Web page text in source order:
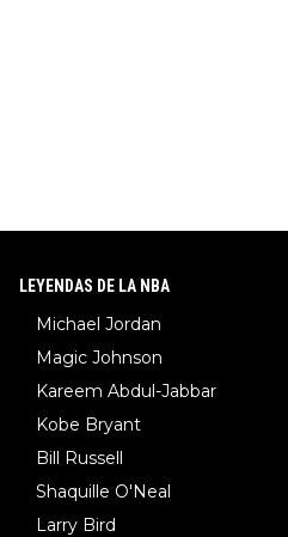
LEYENDAS DE LA NBA
Michael Jordan
Magic Johnson
Kareem Abdul-Jabbar
Kobe Bryant
Bill Russell
Shaquille O'Neal
Larry Bird